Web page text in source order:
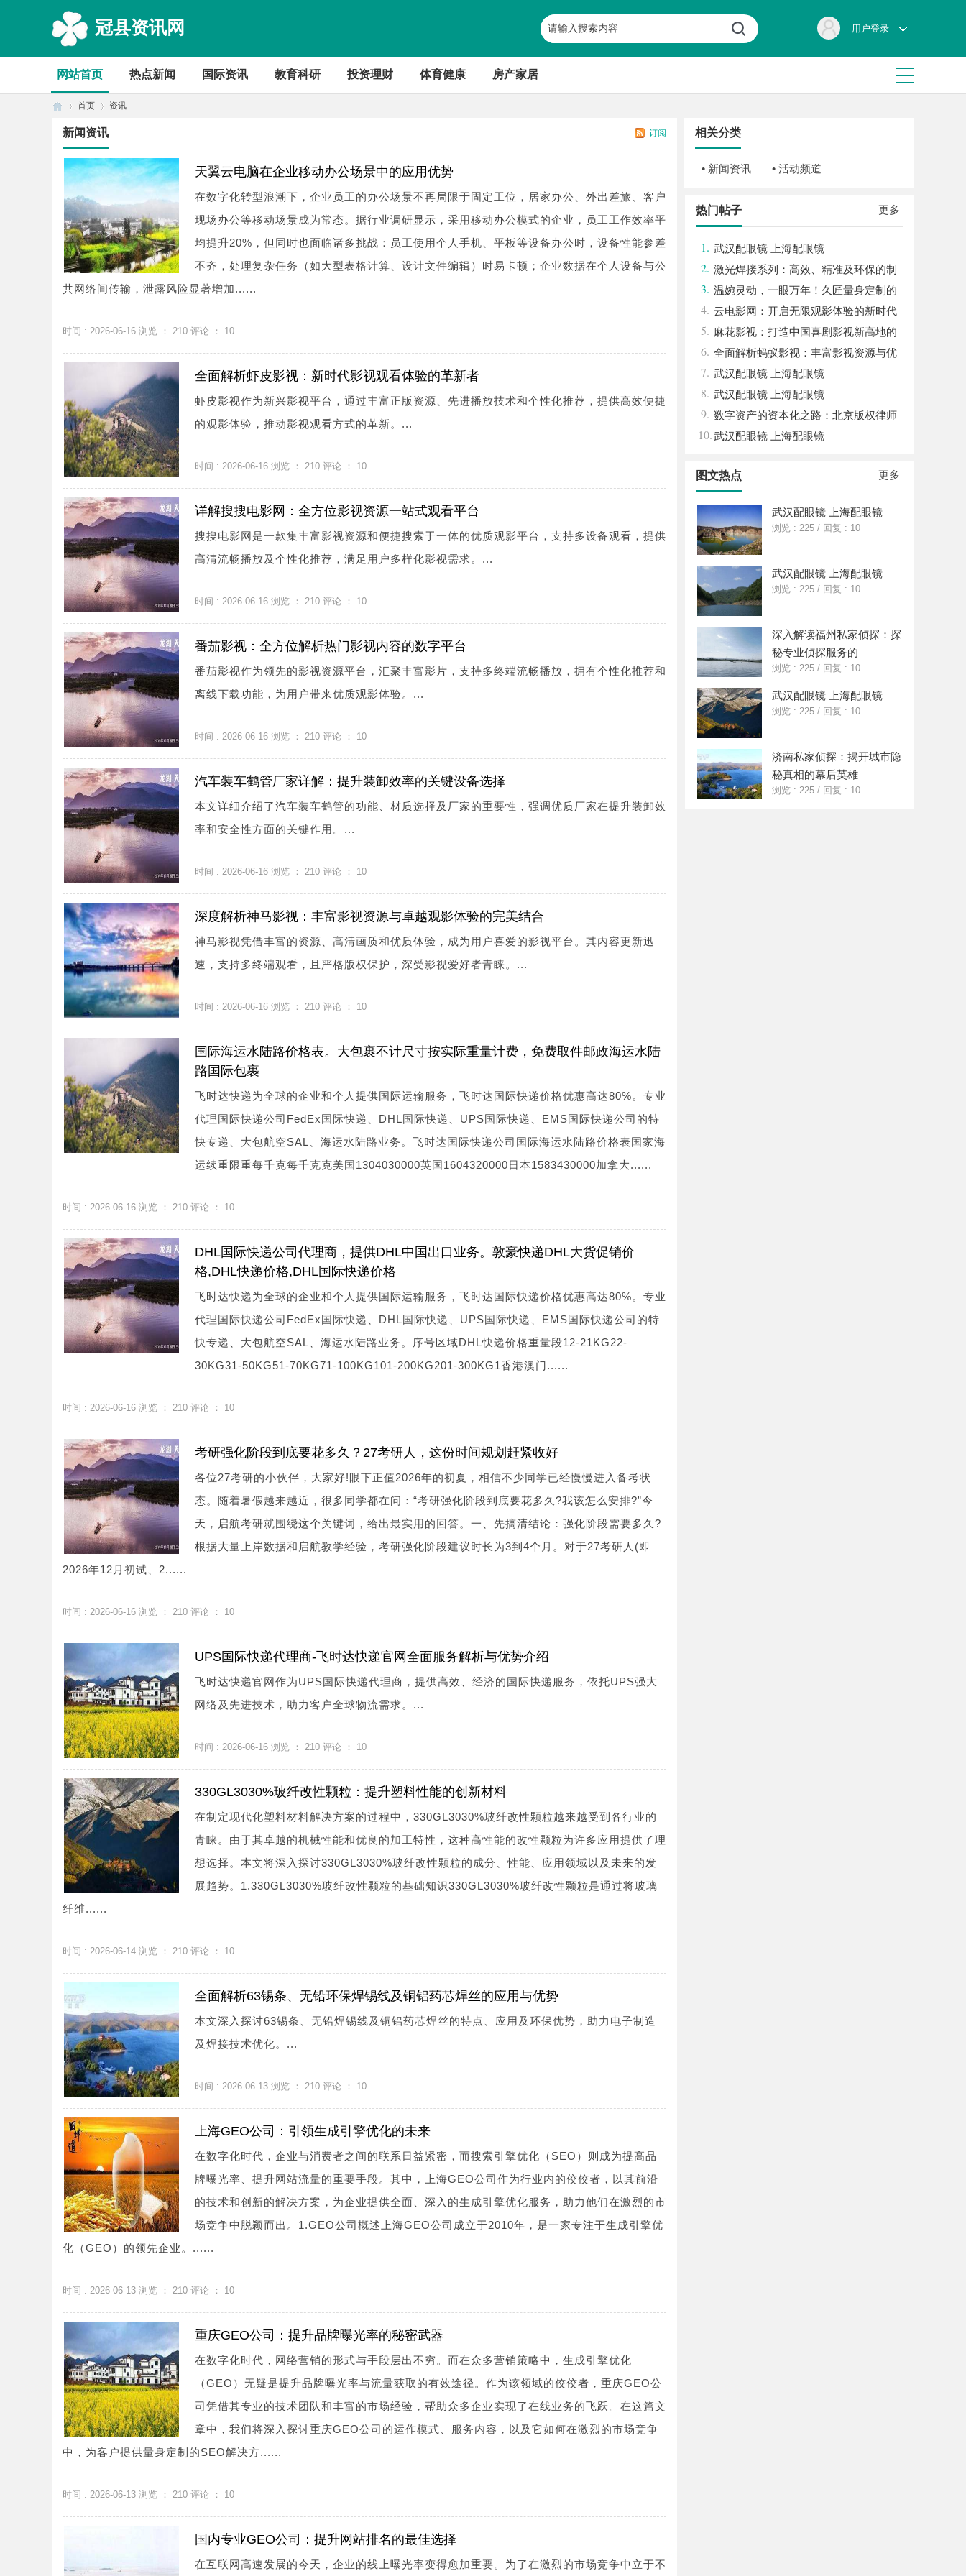
冠县资讯网 用户登录
网站首页 热点新闻 国际资讯 教育科研 投资理财 体育健康 房产家居
›
首页
›
资讯
订阅
新闻资讯
天翼云电脑在企业移动办公场景中的应用优势
在数字化转型浪潮下，企业员工的办公场景不再局限于固定工位，居家办公、外出差旅、客户
现场办公等移动场景成为常态。据行业调研显示，采用移动办公模式的企业，员工工作效率平
均提升20%，但同时也面临诸多挑战：员工使用个人手机、平板等设备办公时，设备性能参差
不齐，处理复杂任务（如大型表格计算、设计文件编辑）时易卡顿；企业数据在个人设备与公
共网络间传输，泄露风险显著增加......
时间 : 2026-06-16 浏览 ： 210 评论 ： 10
全面解析虾皮影视：新时代影视观看体验的革新者
虾皮影视作为新兴影视平台，通过丰富正版资源、先进播放技术和个性化推荐，提供高效便捷
的观影体验，推动影视观看方式的革新。...
时间 : 2026-06-16 浏览 ： 210 评论 ： 10
详解搜搜电影网：全方位影视资源一站式观看平台
搜搜电影网是一款集丰富影视资源和便捷搜索于一体的优质观影平台，支持多设备观看，提供
高清流畅播放及个性化推荐，满足用户多样化影视需求。...
时间 : 2026-06-16 浏览 ： 210 评论 ： 10
番茄影视：全方位解析热门影视内容的数字平台
番茄影视作为领先的影视资源平台，汇聚丰富影片，支持多终端流畅播放，拥有个性化推荐和
离线下载功能，为用户带来优质观影体验。...
时间 : 2026-06-16 浏览 ： 210 评论 ： 10
汽车装车鹤管厂家详解：提升装卸效率的关键设备选择
本文详细介绍了汽车装车鹤管的功能、材质选择及厂家的重要性，强调优质厂家在提升装卸效
率和安全性方面的关键作用。...
时间 : 2026-06-16 浏览 ： 210 评论 ： 10
深度解析神马影视：丰富影视资源与卓越观影体验的完美结合
神马影视凭借丰富的资源、高清画质和优质体验，成为用户喜爱的影视平台。其内容更新迅
速，支持多终端观看，且严格版权保护，深受影视爱好者青睐。...
时间 : 2026-06-16 浏览 ： 210 评论 ： 10
国际海运水陆路价格表。大包裹不计尺寸按实际重量计费，免费取件邮政海运水陆
路国际包裹
飞时达快递为全球的企业和个人提供国际运输服务，飞时达国际快递价格优惠高达80%。专业
代理国际快递公司FedEx国际快递、DHL国际快递、UPS国际快递、EMS国际快递公司的特
快专递、大包航空SAL、海运水陆路业务。飞时达国际快递公司国际海运水陆路价格表国家海
运续重限重每千克每千克克美国1304030000英国1604320000日本1583430000加拿大......
时间 : 2026-06-16 浏览 ： 210 评论 ： 10
DHL国际快递公司代理商，提供DHL中国出口业务。敦豪快递DHL大货促销价
格,DHL快递价格,DHL国际快递价格
飞时达快递为全球的企业和个人提供国际运输服务，飞时达国际快递价格优惠高达80%。专业
代理国际快递公司FedEx国际快递、DHL国际快递、UPS国际快递、EMS国际快递公司的特
快专递、大包航空SAL、海运水陆路业务。序号区域DHL快递价格重量段12-21KG22-
30KG31-50KG51-70KG71-100KG101-200KG201-300KG1香港澳门......
时间 : 2026-06-16 浏览 ： 210 评论 ： 10
考研强化阶段到底要花多久？27考研人，这份时间规划赶紧收好
各位27考研的小伙伴，大家好!眼下正值2026年的初夏，相信不少同学已经慢慢进入备考状
态。随着暑假越来越近，很多同学都在问：“考研强化阶段到底要花多久?我该怎么安排?”今
天，启航考研就围绕这个关键词，给出最实用的回答。一、先搞清结论：强化阶段需要多久?
根据大量上岸数据和启航教学经验，考研强化阶段建议时长为3到4个月。对于27考研人(即
2026年12月初试、2......
时间 : 2026-06-16 浏览 ： 210 评论 ： 10
UPS国际快递代理商-飞时达快递官网全面服务解析与优势介绍
飞时达快递官网作为UPS国际快递代理商，提供高效、经济的国际快递服务，依托UPS强大
网络及先进技术，助力客户全球物流需求。...
时间 : 2026-06-16 浏览 ： 210 评论 ： 10
330GL3030%玻纤改性颗粒：提升塑料性能的创新材料
在制定现代化塑料材料解决方案的过程中，330GL3030%玻纤改性颗粒越来越受到各行业的
青睐。由于其卓越的机械性能和优良的加工特性，这种高性能的改性颗粒为许多应用提供了理
想选择。本文将深入探讨330GL3030%玻纤改性颗粒的成分、性能、应用领域以及未来的发
展趋势。1.330GL3030%玻纤改性颗粒的基础知识330GL3030%玻纤改性颗粒是通过将玻璃
纤维......
时间 : 2026-06-14 浏览 ： 210 评论 ： 10
全面解析63锡条、无铅环保焊锡线及铜铝药芯焊丝的应用与优势
本文深入探讨63锡条、无铅焊锡线及铜铝药芯焊丝的特点、应用及环保优势，助力电子制造
及焊接技术优化。...
时间 : 2026-06-13 浏览 ： 210 评论 ： 10
上海GEO公司：引领生成引擎优化的未来
在数字化时代，企业与消费者之间的联系日益紧密，而搜索引擎优化（SEO）则成为提高品
牌曝光率、提升网站流量的重要手段。其中，上海GEO公司作为行业内的佼佼者，以其前沿
的技术和创新的解决方案，为企业提供全面、深入的生成引擎优化服务，助力他们在激烈的市
场竞争中脱颖而出。1.GEO公司概述上海GEO公司成立于2010年，是一家专注于生成引擎优
化（GEO）的领先企业。......
时间 : 2026-06-13 浏览 ： 210 评论 ： 10
重庆GEO公司：提升品牌曝光率的秘密武器
在数字化时代，网络营销的形式与手段层出不穷。而在众多营销策略中，生成引擎优化
（GEO）无疑是提升品牌曝光率与流量获取的有效途径。作为该领域的佼佼者，重庆GEO公
司凭借其专业的技术团队和丰富的市场经验，帮助众多企业实现了在线业务的飞跃。在这篇文
章中，我们将深入探讨重庆GEO公司的运作模式、服务内容，以及它如何在激烈的市场竞争
中，为客户提供量身定制的SEO解决方......
时间 : 2026-06-13 浏览 ： 210 评论 ： 10
国内专业GEO公司：提升网站排名的最佳选择
在互联网高速发展的今天，企业的线上曝光率变得愈加重要。为了在激烈的市场竞争中立于不
相关分类
• 新闻资讯 • 活动频道
更多
热门帖子
1. 武汉配眼镜 上海配眼镜
2. 激光焊接系列：高效、精准及环保的制
造解决方案
3. 温婉灵动，一眼万年！久匠量身定制的
眉眼唇，才是你整张脸的点睛之笔！淡颜系
女生的气质加分项
4. 云电影网：开启无限观影体验的新时代
平台
5. 麻花影视：打造中国喜剧影视新高地的
创新典范
6. 全面解析蚂蚁影视：丰富影视资源与优
质观影体验的新时代平台
7. 武汉配眼镜 上海配眼镜
8. 武汉配眼镜 上海配眼镜
9. 数字资产的资本化之路：北京版权律师
如何让“IP”变“现金流”
10.武汉配眼镜 上海配眼镜
更多
图文热点
武汉配眼镜 上海配眼镜
浏览 : 225 / 回复 : 10
武汉配眼镜 上海配眼镜
浏览 : 225 / 回复 : 10
深入解读福州私家侦探：探
秘专业侦探服务的
浏览 : 225 / 回复 : 10
武汉配眼镜 上海配眼镜
浏览 : 225 / 回复 : 10
济南私家侦探：揭开城市隐
秘真相的幕后英雄
浏览 : 225 / 回复 : 10